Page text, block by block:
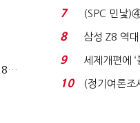
상법개정 후 상반기 배당기업 48% 증가…이재용 배당액 728억 1위
청래 '초접전
7
(SPC 민낯
생법 위반 반
8
삼성 Z8 역대
목…9월 ‘폴
9
세제개편에
세 구하기 더
10
(정기여론조